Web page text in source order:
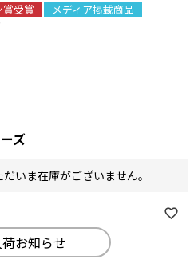
受賞 メディア掲載商品
ズ
いま在庫がございません。
お知らせ